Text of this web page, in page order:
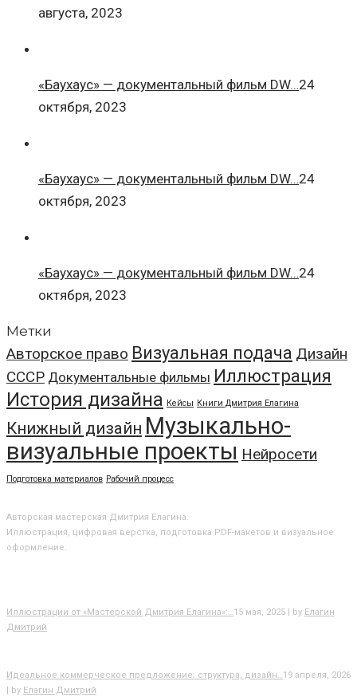
августа, 2023
«Баухаус» — документальный фильм DW…24
октября, 2023
«Баухаус» — документальный фильм DW…24
октября, 2023
«Баухаус» — документальный фильм DW…24
октября, 2023
Метки
Авторское право Визуальная подача Дизайн
СССР Документальные фильмы Иллюстрация
История дизайна Кейсы Книги Дмитрия Елагина
Книжный дизайн Музыкально-
визуальные проекты Нейросети
Подготовка материалов Рабочий процесс
Авторская мастерская Дмитрия Елагина.
Иллюстрация, цифровая верстка, подготовка PDF-макетов и визуальное
оформление.
Иллюстрации от «Мастерской Дмитрия Елагина»:…15 мая, 2025 | by Елагин
Дмитрий
Идеальное коммерческое предложение: структура, дизайн…19 апреля, 2026
| by Елагин Дмитрий